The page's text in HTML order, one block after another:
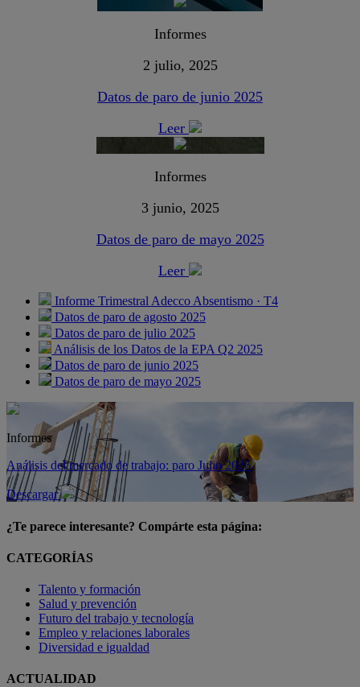
Informes
2 julio, 2025
Datos de paro de junio 2025
Leer
Informes
3 junio, 2025
Datos de paro de mayo 2025
Leer
Informe Trimestral Adecco Absentismo · T4
Datos de paro de agosto 2025
Datos de paro de julio 2025
Análisis de los Datos de la EPA Q2 2025
Datos de paro de junio 2025
Datos de paro de mayo 2025
Informes
Análisis del mercado de trabajo: paro Julio 2026
Descargar
¿Te parece interesante? Compárte esta página:
CATEGORÍAS
Talento y formación
Salud y prevención
Futuro del trabajo y tecnología
Empleo y relaciones laborales
Diversidad e igualdad
ACTUALIDAD